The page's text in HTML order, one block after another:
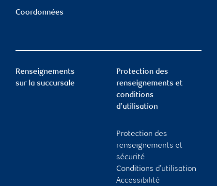
Coordonnées
Renseignements
sur la succursale
Protection des
renseignements et
conditions
d’utilisation
Protection des
renseignements et
sécurité
Conditions d’utilisation
Accessibilité